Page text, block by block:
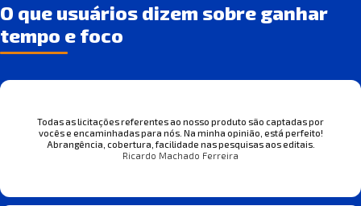
O que usuários dizem sobre ganhar
tempo e foco
Todas as licitações referentes ao nosso produto são captadas por
vocês e encaminhadas para nós. Na minha opinião, está perfeito!
Abrangência, cobertura, facilidade nas pesquisas aos editais.
Ricardo Machado Ferreira